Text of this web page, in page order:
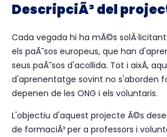
DescripciÃ³ del
Cada vegada hi ha mÃ©s
els paÃ¯sos europeus, que han
seus paÃ¯sos d'acollida. Tot i aixÃ­,
d'aprenentatge sovint no s'aborden
depenen de les ONG i els voluntaris.
L'objectiu d'aquest projecte Ã©s
de formaciÃ³ per a professors i